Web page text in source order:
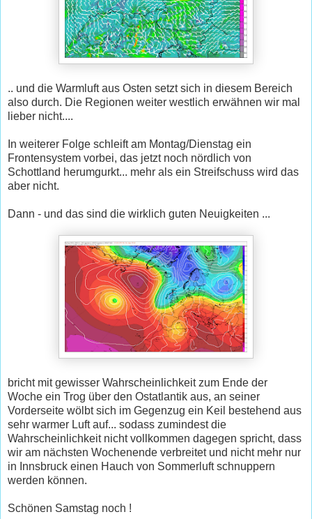
.. und die Warmluft aus Osten setzt sich in diesem Bereich
also durch. Die Regionen weiter westlich erwähnen wir mal
lieber nicht....
In weiterer Folge schleift am Montag/Dienstag ein
Frontensystem vorbei, das jetzt noch nördlich von
Schottland herumgurkt... mehr als ein Streifschuss wird das
aber nicht.
Dann - und das sind die wirklich guten Neuigkeiten ...
bricht mit gewisser Wahrscheinlichkeit zum Ende der
Woche ein Trog über den Ostatlantik aus, an seiner
Vorderseite wölbt sich im Gegenzug ein Keil bestehend aus
sehr warmer Luft auf... sodass zumindest die
Wahrscheinlichkeit nicht vollkommen dagegen spricht, dass
wir am nächsten Wochenende verbreitet und nicht mehr nur
in Innsbruck einen Hauch von Sommerluft schnuppern
werden können.
Schönen Samstag noch !